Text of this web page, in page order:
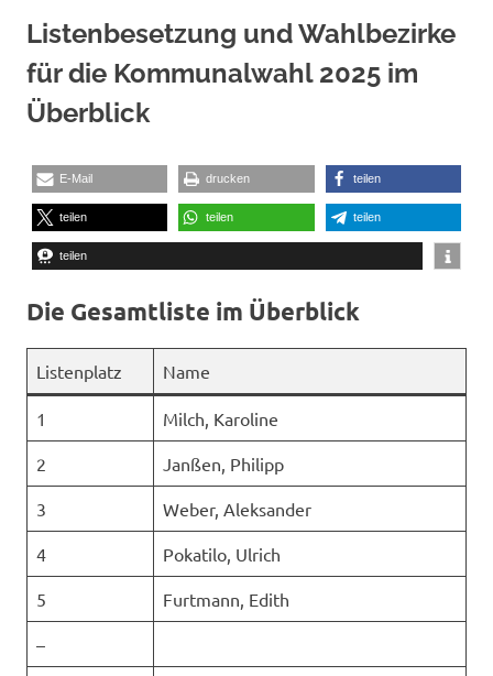
Listenbesetzung und Wahlbezirke
für die Kommunalwahl 2025 im
Überblick
E-Mail drucken teilen
teilen teilen teilen
teilen
Die Gesamtliste im Überblick
Listenplatz Name
1 Milch, Karoline
2 Janßen, Philipp
3 Weber, Aleksander
4 Pokatilo, Ulrich
5 Furtmann, Edith
–